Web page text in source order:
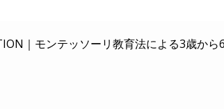
｜ モンテッソーリ教育法による3歳から